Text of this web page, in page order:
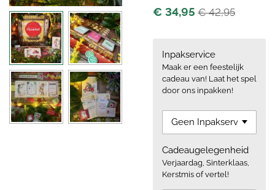
€ 34,95 € 42,95
Inpakservice
Maak er een feestelijk
cadeau van! Laat het spel
door ons inpakken!
Cadeaugelegenheid
Verjaardag, Sinterklaas,
Kerstmis of vertel!